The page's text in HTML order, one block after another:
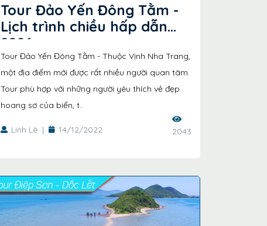
Tour Đảo Yến Đông Tằm -
Lịch trình chiều hấp dẫn
2026
Tour Đảo Yến Đông Tằm - Thuộc Vịnh Nha Trang,
một địa điểm mới được rất nhiều người quan tâm.
Tour phù hợp với những người yêu thích vẻ đẹp
hoang sơ của biển, t..
Linh Lê | 14/12/2022 2043